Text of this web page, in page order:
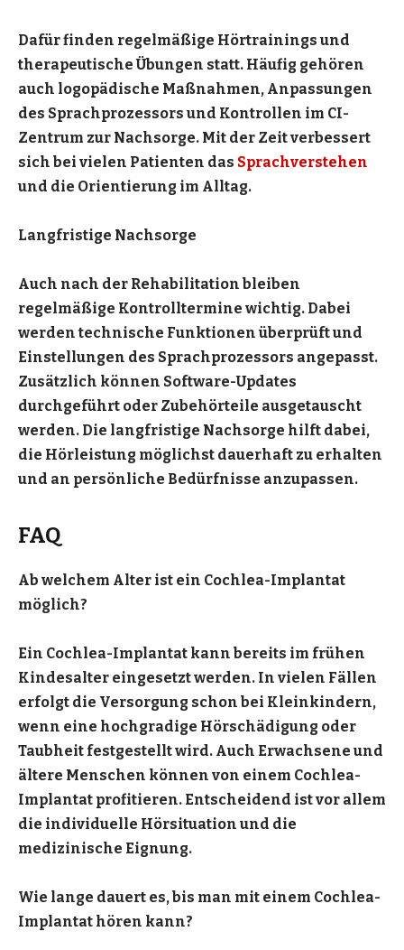
Dafür finden regelmäßige Hörtrainings und
therapeutische Übungen statt. Häufig gehören
auch logopädische Maßnahmen, Anpassungen
des Sprachprozessors und Kontrollen im CI-
Zentrum zur Nachsorge. Mit der Zeit verbessert
sich bei vielen Patienten das Sprachverstehen
und die Orientierung im Alltag.
Langfristige Nachsorge
Auch nach der Rehabilitation bleiben
regelmäßige Kontrolltermine wichtig. Dabei
werden technische Funktionen überprüft und
Einstellungen des Sprachprozessors angepasst.
Zusätzlich können Software-Updates
durchgeführt oder Zubehörteile ausgetauscht
werden. Die langfristige Nachsorge hilft dabei,
die Hörleistung möglichst dauerhaft zu erhalten
und an persönliche Bedürfnisse anzupassen.
FAQ
Ab welchem Alter ist ein Cochlea-Implantat
möglich?
Ein Cochlea-Implantat kann bereits im frühen
Kindesalter eingesetzt werden. In vielen Fällen
erfolgt die Versorgung schon bei Kleinkindern,
wenn eine hochgradige Hörschädigung oder
Taubheit festgestellt wird. Auch Erwachsene und
ältere Menschen können von einem Cochlea-
Implantat profitieren. Entscheidend ist vor allem
die individuelle Hörsituation und die
medizinische Eignung.
Wie lange dauert es, bis man mit einem Cochlea-
Implantat hören kann?